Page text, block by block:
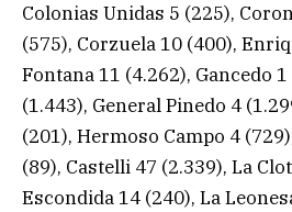
Colonias Unidas 5 (225),
(575), Corzuela 10 (400),
Fontana 11 (4.262), Gancedo
(1.443), General Pinedo 4
(201), Hermoso Campo 4
(89), Castelli 47 (2.339), La
Escondida 14 (240), La